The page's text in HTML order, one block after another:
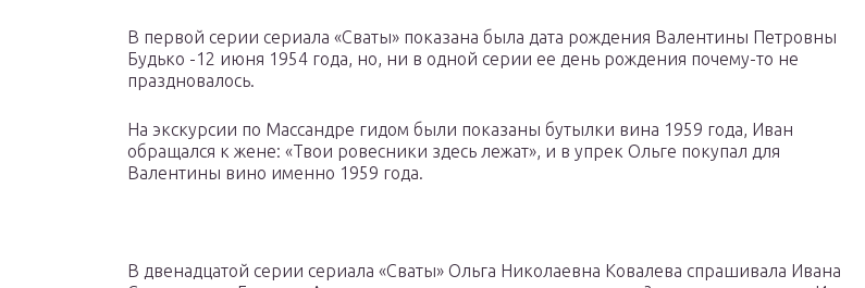
В первой серии сериала «Сваты» показана была дата рождения Валентины Петровны
Будько -12 июня 1954 года, но, ни в одной серии ее день рождения почему-то не
праздновалось.
На экскурсии по Массандре гидом были показаны бутылки вина 1959 года, Иван
обращался к жене: «Твои ровесники здесь лежат», и в упрек Ольге покупал для
Валентины вино именно 1959 года.
В двенадцатой серии сериала «Сваты» Ольга Николаевна Ковалева спрашивала Ивана